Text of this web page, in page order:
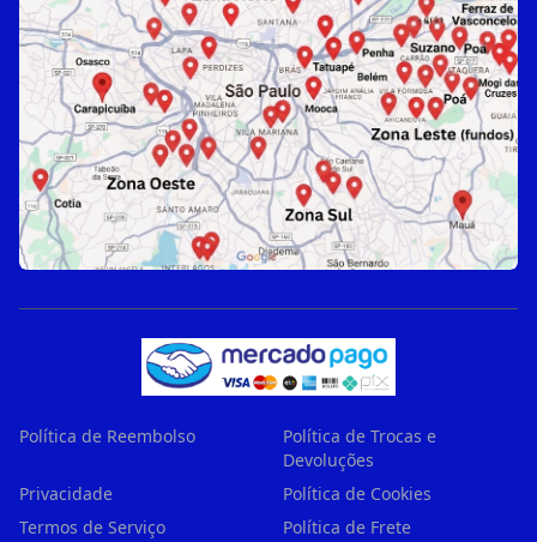
Política de Reembolso
Política de Trocas e
Devoluções
Privacidade
Política de Cookies
Termos de Serviço
Política de Frete